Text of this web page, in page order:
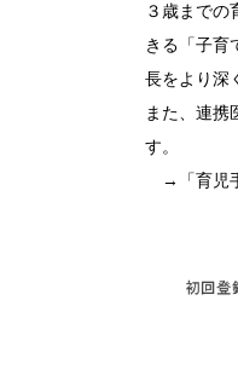
３歳までの
きる「子育
長をより深
また、連携
す。
→「育児